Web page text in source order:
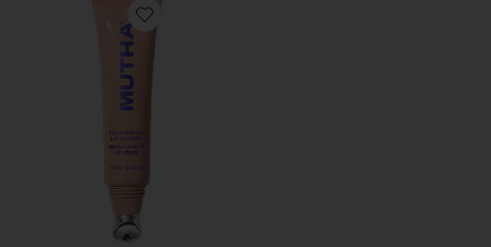
Favorite LABIOS CARNOSOS PUCKER UP